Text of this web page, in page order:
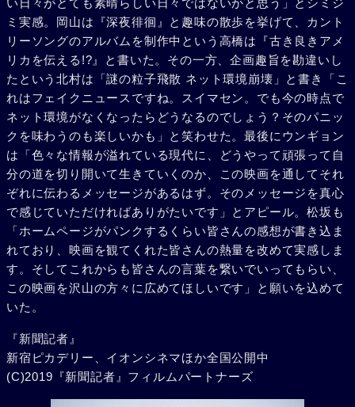
ミ実感。岡山は『深夜徘徊』と趣味の散歩を挙げて、カント
リーソングのアルバムを制作中という高橋は『古き良きアメ
リカを伝える!?』と書いた。その一方、企画趣旨を勘違いし
たという北村は「謎の粒子飛散 ネット環境崩壊」と書き「こ
れはフェイクニュースですね。スイマセン。でも今の時点で
ネット環境がなくなったらどうなるのでしょう？そのパニッ
クを味わうのも楽しいかも」と笑わせた。最後にウンギョン
は「色々な情報が溢れている現代に、どうやって頑張って自
分の道を切り開いて生きていくのか、この映画を通してそれ
ぞれに伝わるメッセージがあるはず。そのメッセージを真心
で感じていただければありがたいです」とアピール。松坂も
「ホームページがパンクするくらい皆さんの感想が書き込ま
れており、映画を観てくれた皆さんの熱量を改めて実感しま
す。そしてこれからも皆さんの言葉を繋いでいってもらい、
この映画を沢山の方々に広めてほしいです」と願いを込めて
いた。
『新聞記者』
新宿ピカデリー、イオンシネマほか全国公開中
(C)2019『新聞記者』フィルムパートナーズ